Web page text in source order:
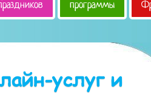
программы
услуг и